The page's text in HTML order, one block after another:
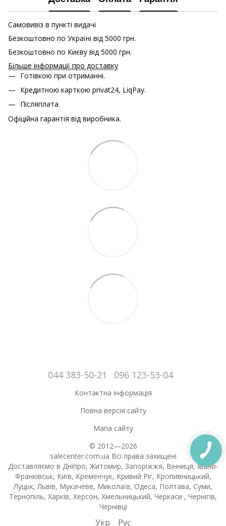
Самовивіз в пункті видачі
Безкоштовно по Україні від 5000 грн.
Безкоштовно по Києву від 5000 грн.
Більше інформації про доставку
Готівкою при отриманні.
Кредитною карткою privat24, LiqPay.
Післяплата.
Офіційна гарантія від виробника.
044 383-50-21 096 123-53-04
Контактна інформація
Повна версія сайту
Мапа сайту
© 2012—2026
salecenter.com.ua Всі права захищені
Доставляємо в Дніпро, Житомир, Запоріжжя, Вінниця, Івано-
Франківськ, Київ, Кременчук, Кривий Ріг, Кропивницький,
Луцьк, Львів, Мукачеве, Миколаїв, Одеса, Полтава, Суми,
Тернопіль, Харків, Херсон, Хмельницький, Черкаси , Чернігів,
Чернівці
Укр Рус